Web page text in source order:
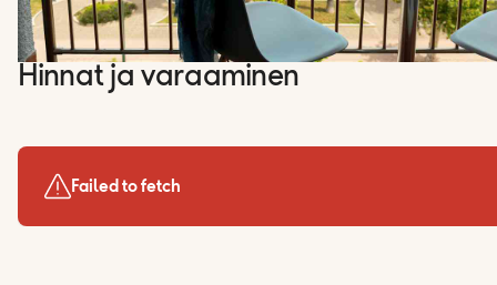
Hinnat ja varaaminen
Failed to fetch